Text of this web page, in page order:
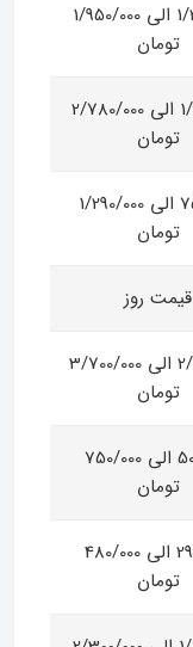
1/250/000 الی 1/950/000
تومان
1/900/000 الی 2/780/000
تومان
750/000 الی 1/290/000
تومان
قیمت روز
2/250/000 الی 3/700/000
تومان
500/000 الی 750/000
تومان
295/000 الی 480/000
تومان